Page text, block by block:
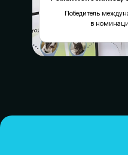
Победитель
в